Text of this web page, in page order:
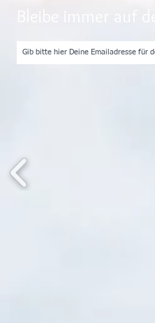
Bleibe immer auf